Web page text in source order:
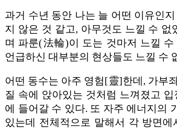
과거 수년 동안 나는 늘 어떤 이유인
지 않은 것 같고, 아무것도 느낄 수 없
며 파룬(法輪)이 도는 것마저 느낄 수
언급하신 대부분의 현상들도 느낄 수
어떤 동수는 아주 영험[靈]한데, 가부
질 속에 앉아있는 것처럼 느껴졌고
에 들어갈 수 있다. 또 자주 에너지의
있는데 전체적으로 말해서 각 방면